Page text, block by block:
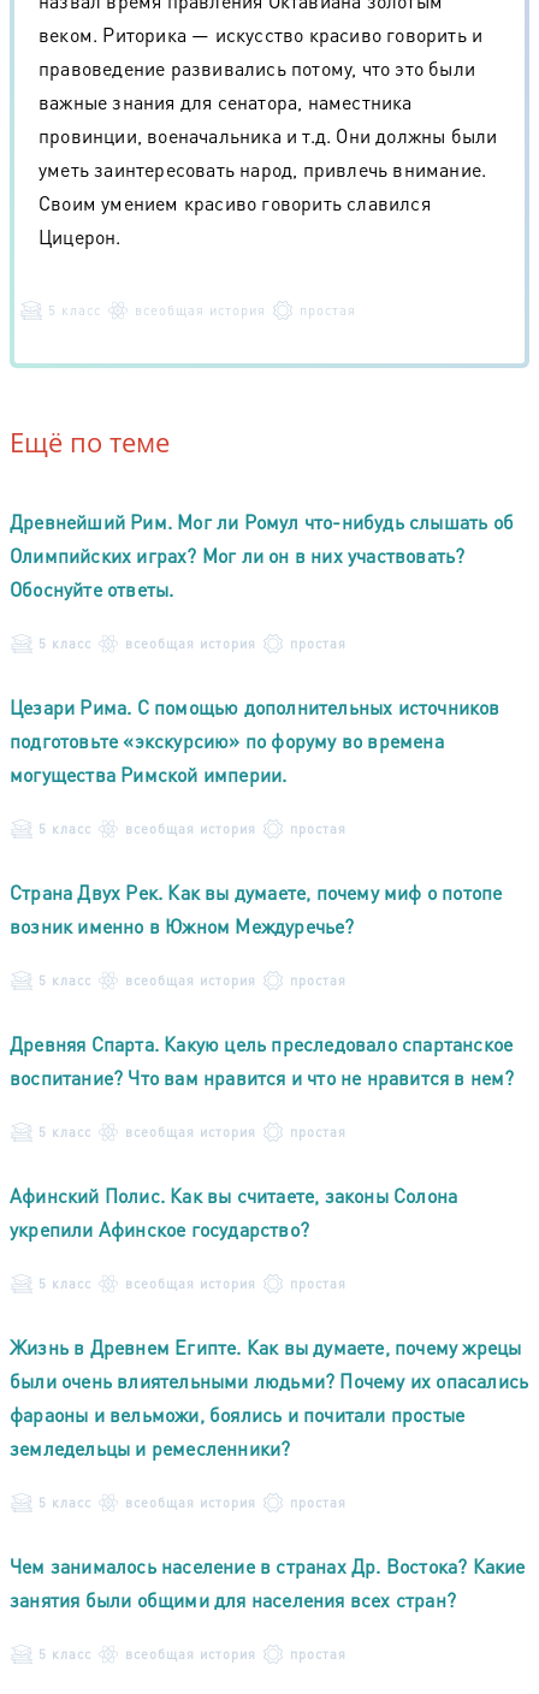
веком. Риторика — искусство красиво говорить и
правоведение развивались потому, что это были
важные знания для сенатора, наместника
провинции, военачальника и т.д. Они должны были
уметь заинтересовать народ, привлечь внимание.
Своим умением красиво говорить славился
Цицерон.
5 класс всеобщая история простая
Ещё по теме
Древнейший Рим. Мог ли Ромул что-нибудь слышать об
Олимпийских играх? Мог ли он в них участвовать?
Обоснуйте ответы.
5 класс всеобщая история простая
Цезари Рима. С помощью дополнительных источников
подготовьте «экскурсию» по форуму во времена
могущества Римской империи.
5 класс всеобщая история простая
Страна Двух Рек. Как вы думаете, почему миф о потопе
возник именно в Южном Междуречье?
5 класс всеобщая история простая
Древняя Спарта. Какую цель преследовало спартанское
воспитание? Что вам нравится и что не нравится в нем?
5 класс всеобщая история простая
Афинский Полис. Как вы считаете, законы Солона
укрепили Афинское государство?
5 класс всеобщая история простая
Жизнь в Древнем Египте. Как вы думаете, почему жрецы
были очень влиятельными людьми? Почему их опасались
фараоны и вельможи, боялись и почитали простые
земледельцы и ремесленники?
5 класс всеобщая история простая
Чем занималось население в странах Др. Востока? Какие
занятия были общими для населения всех стран?
5 класс всеобщая история простая